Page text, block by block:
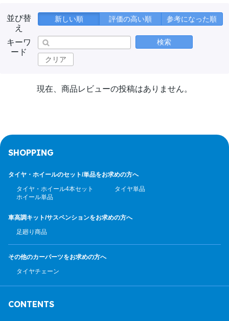
並び替
え
新しい順 評価の高い順 参考になった順
キーワ
ード
検索
クリア
現在、商品レビューの投稿はありません。
SHOPPING
タイヤ・ホイールのセット/単品をお求めの方へ
タイヤ・ホイール4本セット
タイヤ単品
ホイール単品
車高調キット/サスペンションをお求めの方へ
足廻り商品
その他のカーパーツをお求めの方へ
タイヤチェーン
CONTENTS